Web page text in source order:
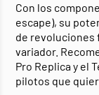
Con los
escape), su
de revoluciones
variador.
Pro Replica y el
pilotos que